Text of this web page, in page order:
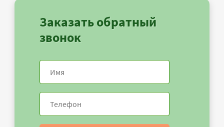
Заказать обратный
звонок